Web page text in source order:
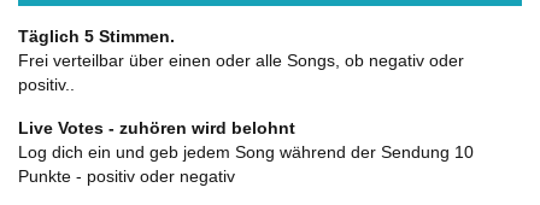
Täglich 5 Stimmen.
Frei verteilbar über einen oder alle Songs, ob negativ oder
positiv..
Live Votes - zuhören wird belohnt
Log dich ein und geb jedem Song während der Sendung 10
Punkte - positiv oder negativ